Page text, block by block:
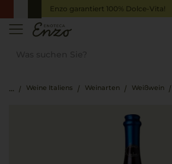
Enzo garantiert 100% Dolce-Vita!
Weine Italiens Weinarten Weißwein